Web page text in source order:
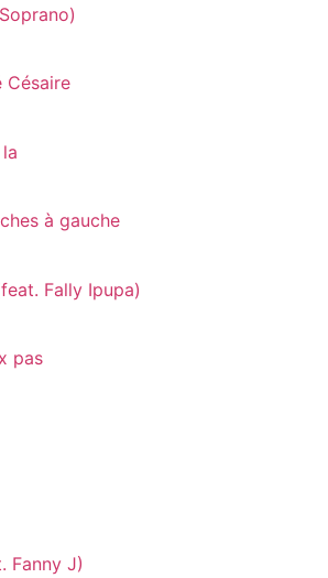
Césaire
à gauche
Fally Ipupa)
pas
Fanny J)